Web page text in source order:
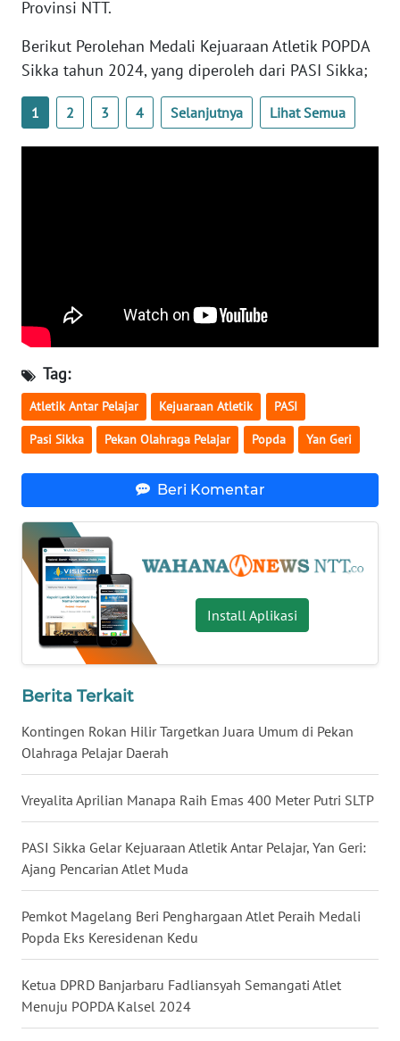
Provinsi NTT.
Berikut Perolehan Medali Kejuaraan Atletik POPDA
Sikka tahun 2024, yang diperoleh dari PASI Sikka;
1 2 3 4 Selanjutnya Lihat Semua
Tag:
Atletik Antar Pelajar Kejuaraan Atletik PASI
Pasi Sikka Pekan Olahraga Pelajar Popda Yan Geri
Beri Komentar
Install Aplikasi
Berita Terkait
Kontingen Rokan Hilir Targetkan Juara Umum di Pekan
Olahraga Pelajar Daerah
Vreyalita Aprilian Manapa Raih Emas 400 Meter Putri SLTP
PASI Sikka Gelar Kejuaraan Atletik Antar Pelajar, Yan Geri:
Ajang Pencarian Atlet Muda
Pemkot Magelang Beri Penghargaan Atlet Peraih Medali
Popda Eks Keresidenan Kedu
Ketua DPRD Banjarbaru Fadliansyah Semangati Atlet
Menuju POPDA Kalsel 2024
WN
JATENG
WN
BALI
WN
KALBAR
WN
WN
KALTARA
WN
KALSEL
WN
KALTIM
SULSEL
WN
GORONTALO
WN
SULUT
WN
MALUT